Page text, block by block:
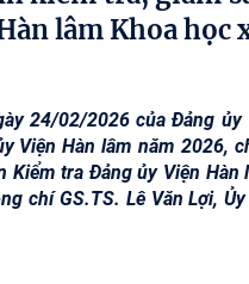
lâm Khoa học
24/02/2026 của Đảng
Viện Hàn lâm năm 2026,
Kiểm tra Đảng ủy Viện
chí GS.TS. Lê Văn Lợi,